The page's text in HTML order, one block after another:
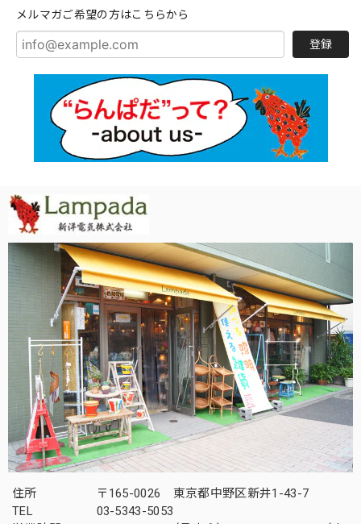
メルマガご希望の方はこちらから
登録
住所
〒165-0026 東京都中野区新井1-43-7
TEL
03-5343-5053